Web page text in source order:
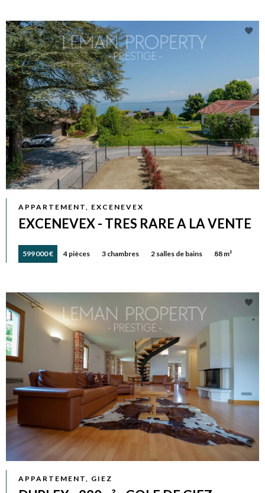
APPARTEMENT, EXCENEVEX
EXCENEVEX - TRES RARE A LA VENTE
599 000 € 4 pièces 3 chambres 2 salles de bains 88 m²
APPARTEMENT, GIEZ